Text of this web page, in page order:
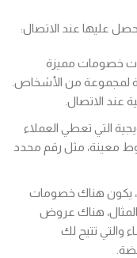
عليها عند الاتصال:
خصومات مميزة
لمجموعة من الأشخاص.
عند الاتصال.
التي تعطي العملاء
معينة، مثل رقم محدد
يكون هناك خصومات
هناك عروض
والتي تتيح لك